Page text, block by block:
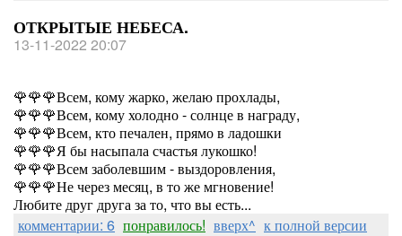
ОТКРЫТЫЕ НЕБЕСА.
13-11-2022 20:07
🌹🌹🌹Всем, кому жарко, желаю прохлады,
🌹🌹🌹Всем, кому холодно - солнце в награду,
🌹🌹🌹Всем, кто печален, прямо в ладошки
🌹🌹🌹Я бы насыпала счастья лукошко!
🌹🌹🌹Всем заболевшим - выздоровления,
🌹🌹🌹Не через месяц, в то же мгновение!
Любите друг друга за то, что вы есть...
комментарии: 6 понравилось! вверх^ к полной версии